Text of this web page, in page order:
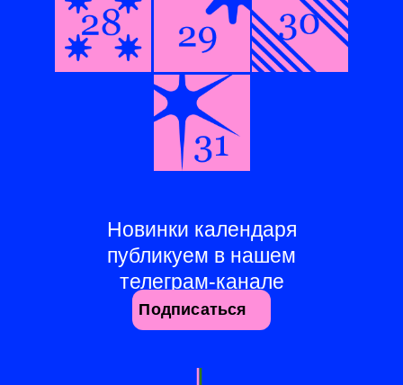
Новинки календаря
публикуем в нашем
телеграм-канале
Подписаться